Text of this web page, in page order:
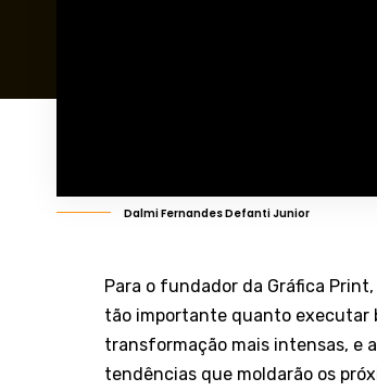
Dalmi Fernandes Defanti Junior
Para o fundador da Gráfica
tão importante quanto executar
transformação mais intensas, e
tendências que moldarão os